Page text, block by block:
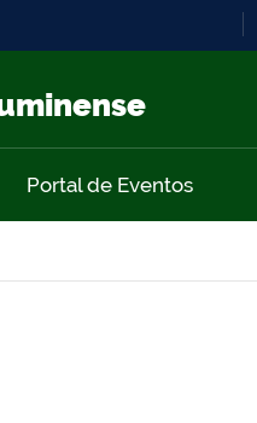
Portal de Eventos